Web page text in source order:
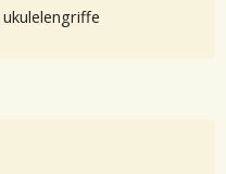
ukulelengriffe